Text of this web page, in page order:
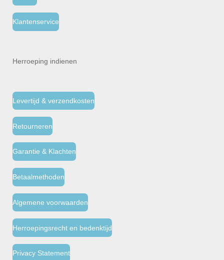
Klantenservice
Herroeping indienen
Levertijd & verzendkosten
Retourneren
Garantie & Klachten
Betaalmethoden
Algemene voorwaarden
Herroepingsrecht en bedenktijd
Privacy Statement